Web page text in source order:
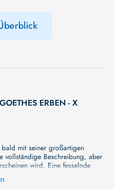
ERBEN - X
mit seiner großartigen
vollständige Beschreibung, aber
wird. Eine fesselnde
Geheimnisse erwarten Sie
- wir werden jede Minute